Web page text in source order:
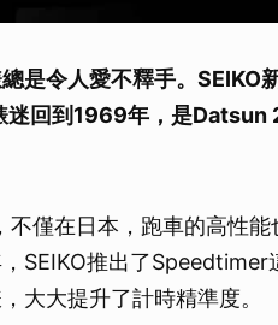
是令人愛不釋手。
迷回到1969年，是
僅在日本，跑車的高性能
SEIKO推出了
大大提升了計時精準度。